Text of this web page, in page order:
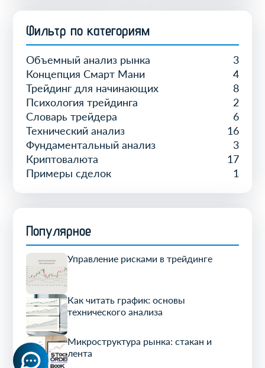
Фильтр по категориям
Объемный анализ рынка
3
Концепция Смарт Мани
4
Трейдинг для начинающих
8
Психология трейдинга
2
Словарь трейдера
6
Технический анализ
16
Фундаментальный анализ
3
Криптовалюта
17
Примеры сделок
1
Популярное
Управление рисками в трейдинге
Как читать график: основы
технического анализа
Микроструктура рынка: стакан и
лента